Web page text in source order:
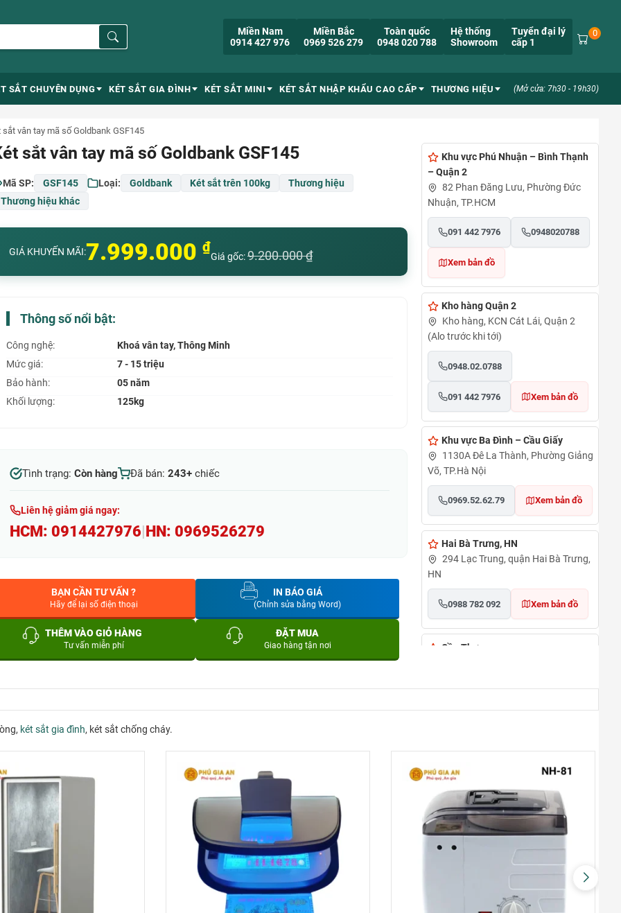
Miền Nam
0914 427 976
Miền Bắc
0969 526 279
Toàn quốc
0948 020 788
Hệ thống
Showroom
Tuyển đại lý
cấp 1
0
SẮT CHUYÊN DỤNG KÉT SẮT GIA ĐÌNH KÉT SẮT MINI KÉT SẮT NHẬP KHẨU CAO CẤP THƯƠNG HIỆU (Mở cửa: 7h30 - 19h30)
sắt vân tay mã số Goldbank GSF145
sắt vân tay mã số Goldbank GSF145
Mã SP: GSF145 Loại: Goldbank Két sắt trên 100kg
Thương hiệu
Thương hiệu khác
GIÁ KHUYẾN MÃI:7.999.000 ₫
Giá gốc:9.200.000₫
Thông số nổi bật:
Công nghệ:
Khoá vân tay, Thông Minh
Mức giá:
7 - 15 triệu
Bảo hành:
05 năm
Khối lượng:
125kg
Tình trạng: Còn hàng Đã bán: 243+ chiếc
Liên hệ giảm giá ngay:
HCM: 0914427976 HN: 0969526279
BẠN CẦN TƯ VẤN ?
Hãy để lại số điện thoại
IN BÁO GIÁ
(Chỉnh sửa bằng Word)
THÊM VÀO GIỎ HÀNG
Tư vấn miễn phí
ĐẶT MUA
Giao hàng tận nơi
Khu vực Phú Nhuận – Bình Thạnh
– Quận 2
82 Phan Đăng Lưu, Phường Đức
Nhuận, TP.HCM
091 442 7976 0948020788
Xem bản đồ
Kho hàng Quận 2
Kho hàng, KCN Cát Lái, Quận 2
(Alo trước khi tới)
0948.02.0788
091 442 7976 Xem bản đồ
Khu vực Ba Đình – Cầu Giấy
1130A Đê La Thành, Phường Giảng
Võ, TP.Hà Nội
0969.52.62.79 Xem bản đồ
Hai Bà Trưng, HN
294 Lạc Trung, quận Hai Bà Trưng,
HN
0988 782 092 Xem bản đồ
Cần Thơ
0948020788 Xem bản đồ
TẠI PHÚ QUỐC
Đường Ruby 3, Shophouse Bãi
Kem, Phường An Thới, TP Phú Quốc
0948020788 Xem bản đồ
TÂN AN – LONG AN
Xem bản đồ
két sắt gia đình, két sắt chống cháy.